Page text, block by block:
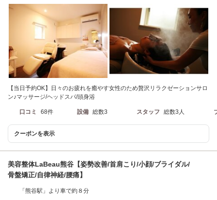
【当日予約OK】日々のお疲れを癒やす女性のため贅沢リラクゼーションサロ
ン♪マッサージ/ヘッドスパ/頭身浴
口コミ 68件 設備 総数3 スタッフ 総数3人
クーポンを表示
美容整体LaBeau熊谷【姿勢改善/首肩こり/小顔/ブライダル/
骨盤矯正/自律神経/腰痛】
「熊谷駅」より車で約８分